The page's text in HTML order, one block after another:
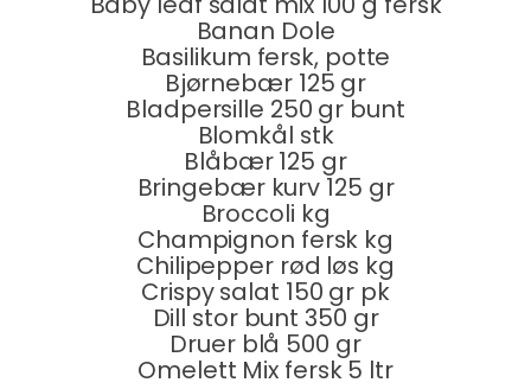
Banan Dole
Basilikum fersk, potte
Bjørnebær 125 gr
Bladpersille 250 gr bunt
Blomkål stk
Blåbær 125 gr
Bringebær kurv 125 gr
Broccoli kg
Champignon fersk kg
Chilipepper rød løs kg
Crispy salat 150 gr pk
Dill stor bunt 350 gr
Druer blå 500 gr
Omelett Mix fersk 5 ltr